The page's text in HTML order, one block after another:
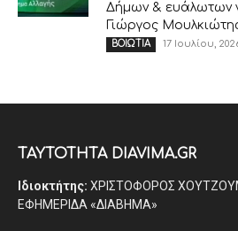
Δήμων & ευάλωτων
Γιώργος
ΒΟΙΩΤΙΑ 17 Ιουλίου,
ΤΑΥΤΟΤΗΤΑ DIAVIMA.GR
Ιδιοκτήτης: ΧΡΙΣΤΟΦΟΡΟΣ
ΕΦΗΜΕΡΙΔΑ «ΔΙΑΒΗΜΑ»